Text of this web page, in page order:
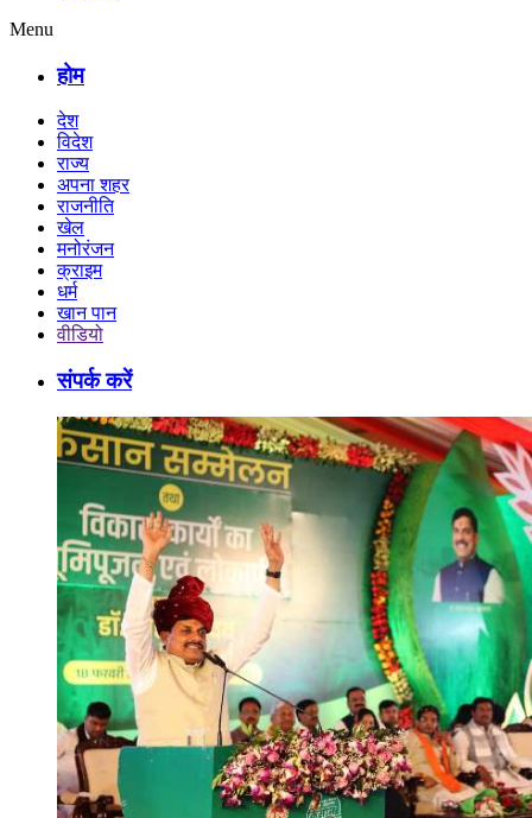
Menu
होम
देश
विदेश
राज्य
अपना शहर
राजनीति
खेल
मनोरंजन
क्राइम
धर्म
खान पान
वीडियो
संपर्क करें